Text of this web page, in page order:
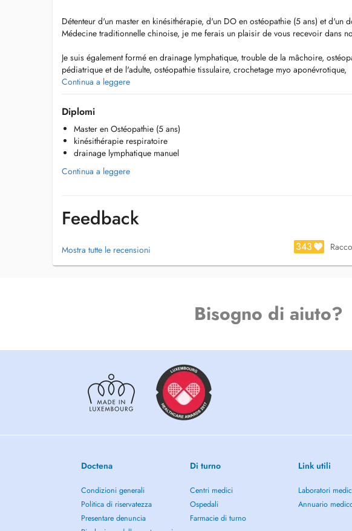
Détenteur d'un master en kinésithérapie, d'un DO en ostéopathie (5 ans) et d'un
Médecine traditionnelle chinoise, je me ferais un plaisir de vous recevoir dans
Je suis également formé en drainage lymphatique, trouble de la mâchoire,
pédiatrique et de l'adulte, ostéopathie tissulaire, crochetage myo aponévrotique,
kinésithérapie respiratoire, en ventouse, kinésiotaping.
SI PAS DE DISPONIBILITE EN LIGNE APPELLEZ NOUS AU +352621355160
Continua a leggere
Diplomi
Master en Ostéopathie (5 ans)
kinésithérapie respiratoire
drainage lymphatique manuel
Continua a leggere
Feedback
Mostra tutte le recensioni 343
Bisogno di aiuto?
Doctena
Condizioni generali
Politica di riservatezza
Presentare denuncia
Di turno
Centri medici
Ospedali
Farmacie di turno
Link utili
Laboratori
Annuario